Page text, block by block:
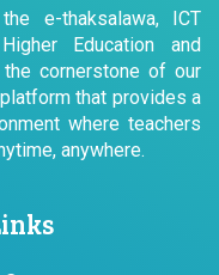
e-thaksalawa, ICT
Education and
the cornerstone of our
that provides a
where teachers
anywhere.